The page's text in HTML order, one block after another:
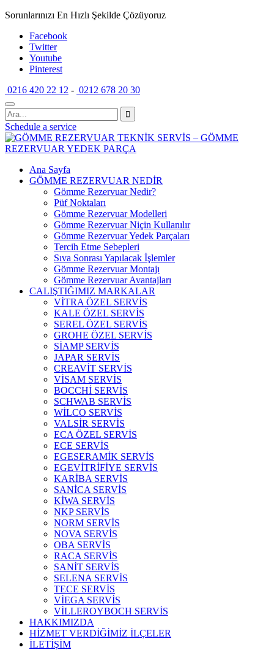
Sorunlarınızı En Hızlı Şekilde Çözüyoruz
Facebook
Twitter
Youtube
Pinterest
0216 420 22 12 - 0212 678 20 30
Schedule a service
Ana Sayfa
GÖMME REZERVUAR NEDİR
Gömme Rezervuar Nedir?
Püf Noktaları
Gömme Rezervuar Modelleri
Gömme Rezervuar Niçin Kullanılır
Gömme Rezervuar Yedek Parçaları
Tercih Etme Sebepleri
Sıva Sonrası Yapılacak İşlemler
Gömme Rezervuar Montajı
Gömme Rezervuar Avantajları
CALIŞTIĞIMIZ MARKALAR
VİTRA ÖZEL SERVİS
KALE ÖZEL SERVİS
SEREL ÖZEL SERVİS
GROHE ÖZEL SERVİS
SİAMP SERVİS
JAPAR SERVİS
CREAVİT SERVİS
VİSAM SERVİS
BOCCHİ SERVİS
SCHWAB SERVİS
WİLCO SERVİS
VALSİR SERVİS
ECA ÖZEL SERVİS
ECE SERVİS
EGESERAMİK SERVİS
EGEVİTRİFİYE SERVİS
KARİBA SERVİS
SANİCA SERVİS
KİWA SERVİS
NKP SERVİS
NORM SERVİS
NOVA SERVİS
OBA SERVİS
RACA SERVİS
SANİT SERVİS
SELENA SERVİS
TECE SERVİS
VİEGA SERVİS
VİLLEROYBOCH SERVİS
HAKKIMIZDA
HİZMET VERDİĞİMİZ İLÇELER
İLETİŞİM